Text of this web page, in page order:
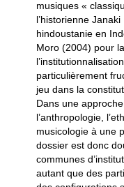
musiques «
l’historienne
hindoustanie en
Moro (2004) pour
particulièrement
jeu dans la
Dans une
l’anthropologie,
musicologie à une
dossier est donc
communes
autant que des